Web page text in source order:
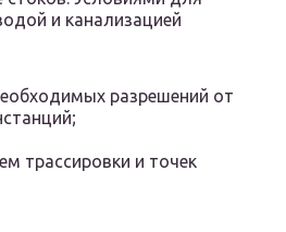
и канализацией
разрешений от
трассировки и точек